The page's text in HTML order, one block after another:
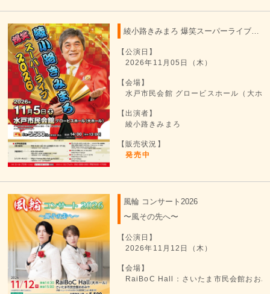
綾小路きみまろ 爆笑スーパーライブ 2026
【公演日】
2026年11月05日（木）
【会場】
水戸市民会館 グロービスホール（大ホ
【出演者】
綾小路きみまろ
【販売状況】
発売中
風輪 コンサート2026
〜風その先へ〜
【公演日】
2026年11月12日（木）
【会場】
RaiBoC Hall：さいたま市民会館おお